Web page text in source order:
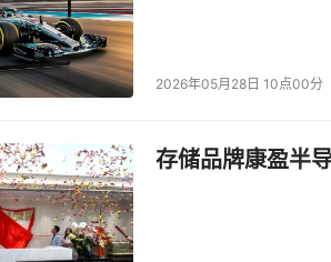
2026年05月28日 10点00分
存储品牌康盈半